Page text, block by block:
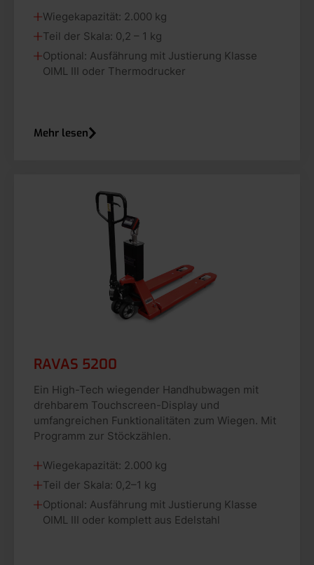
Wiegekapazität: 2.000 kg
Teil der Skala: 0,2 – 1 kg
Optional: Ausfährung mit Justierung Klasse
OIML III oder Thermodrucker
Mehr lesen
RAVAS 5200
Ein High-Tech wiegender Handhubwagen mit
drehbarem Touchscreen-Display und
umfangreichen Funktionalitäten zum Wiegen. Mit
Programm zur Stöckzählen.
Wiegekapazität: 2.000 kg
Teil der Skala: 0,2–1 kg
Optional: Ausfährung mit Justierung Klasse
OIML III oder komplett aus Edelstahl